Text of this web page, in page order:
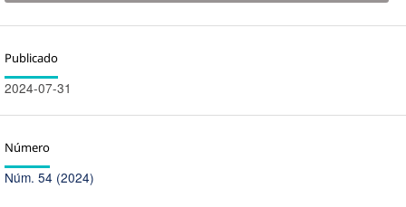
Publicado
2024-07-31
Número
Núm. 54 (2024)